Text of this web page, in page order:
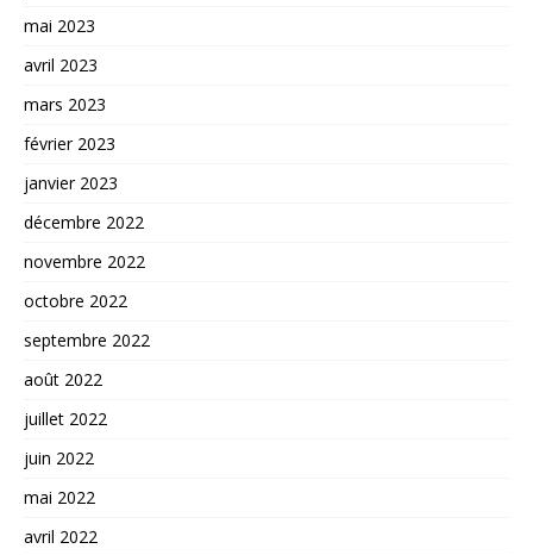
mai 2023
avril 2023
mars 2023
février 2023
janvier 2023
décembre 2022
novembre 2022
octobre 2022
septembre 2022
août 2022
juillet 2022
juin 2022
mai 2022
avril 2022